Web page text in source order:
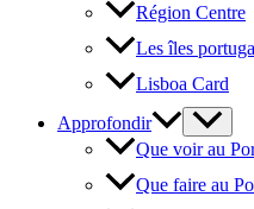
Région Centre
Les îles
Lisboa Card
Approfondir
Que voir au
Que faire au